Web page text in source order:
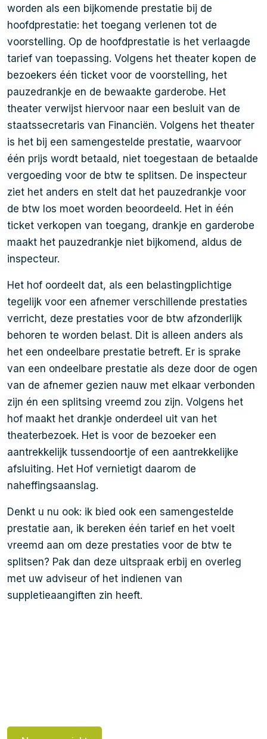
worden als een bijkomende prestatie bij de
hoofdprestatie: het toegang verlenen tot de
voorstelling. Op de hoofdprestatie is het verlaagde
tarief van toepassing. Volgens het theater kopen de
bezoekers één ticket voor de voorstelling, het
pauzedrankje en de bewaakte garderobe. Het
theater verwijst hiervoor naar een besluit van de
staatssecretaris van Financiën. Volgens het theater
is het bij een samengestelde prestatie, waarvoor
één prijs wordt betaald, niet toegestaan de betaalde
vergoeding voor de btw te splitsen. De inspecteur
ziet het anders en stelt dat het pauzedrankje voor
de btw los moet worden beoordeeld. Het in één
ticket verkopen van toegang, drankje en garderobe
maakt het pauzedrankje niet bijkomend, aldus de
inspecteur.
Het hof oordeelt dat, als een belastingplichtige
tegelijk voor een afnemer verschillende prestaties
verricht, deze prestaties voor de btw afzonderlijk
behoren te worden belast. Dit is alleen anders als
het een ondeelbare prestatie betreft. Er is sprake
van een ondeelbare prestatie als deze door de ogen
van de afnemer gezien nauw met elkaar verbonden
zijn én een splitsing vreemd zou zijn. Volgens het
hof maakt het drankje onderdeel uit van het
theaterbezoek. Het is voor de bezoeker een
aantrekkelijk tussendoortje of een aantrekkelijke
afsluiting. Het Hof vernietigt daarom de
naheffingsaanslag.
Denkt u nu ook: ik bied ook een samengestelde
prestatie aan, ik bereken één tarief en het voelt
vreemd aan om deze prestaties voor de btw te
splitsen? Pak dan deze uitspraak erbij en overleg
met uw adviseur of het indienen van
suppletieaangiften zin heeft.